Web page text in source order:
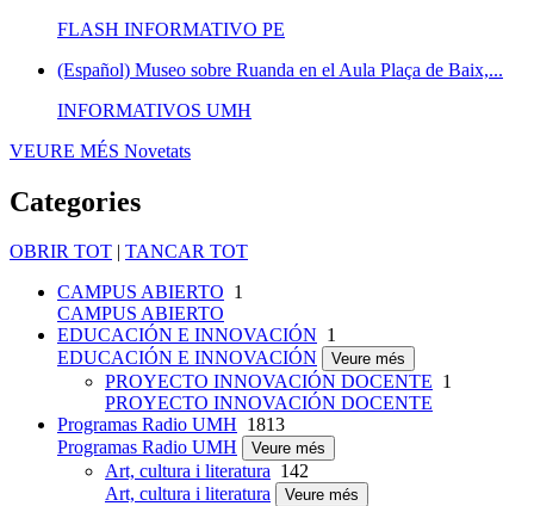
FLASH INFORMATIVO PE
(Español) Museo sobre Ruanda en el Aula Plaça de Baix,...
INFORMATIVOS UMH
VEURE MÉS Novetats
Categories
OBRIR TOT | TANCAR TOT
CAMPUS ABIERTO 1
CAMPUS ABIERTO
EDUCACIÓN E INNOVACIÓN 1
EDUCACIÓN E INNOVACIÓN
Veure més
PROYECTO INNOVACIÓN DOCENTE 1
PROYECTO INNOVACIÓN DOCENTE
Programas Radio UMH 1813
Programas Radio UMH
Veure més
Art, cultura i literatura 142
Art, cultura i literatura
Veure més